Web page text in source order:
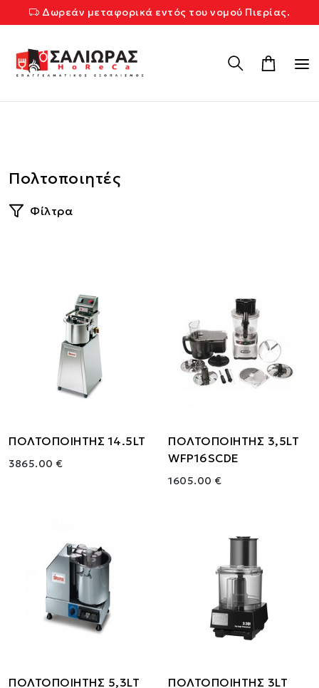
Δωρεάν μεταφορικά εντός του νομού Πιερίας.
Πολτοποιητές
Φίλτρα
ΠΟΛΤΟΠΟΙΗΤΗΣ 14.5LT
3865.00 €
ΠΟΛΤΟΠΟΙΗΤΗΣ 3,5LT
WFP16SCDE
1605.00 €
ΠΟΛΤΟΠΟΙΗΤΗΣ 5,3LT
ΠΟΛΤΟΠΟΙΗΤΗΣ 3LT